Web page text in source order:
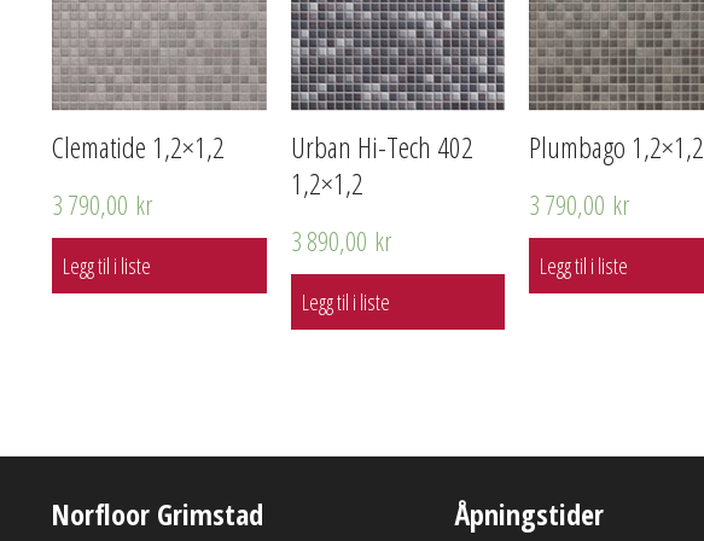
Clematide 1,2×1,2
3 790,00 kr
Legg til i liste
Urban Hi-Tech 402
1,2×1,2
3 890,00 kr
Legg til i liste
Plumbago 1,2×1,2
3 790,00 kr
Legg til i liste
Norfloor Grimstad Åpningstider